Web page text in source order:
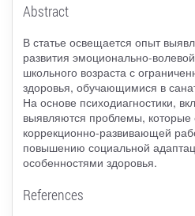
Abstract
В статье освещается опыт
развития эмоционально-
школьного возраста с
здоровья, обучающимися в
На основе психодиагностики,
выявляются проблемы, которые
коррекционно-развивающей
повышению социальной
особенностями здоровья.
References